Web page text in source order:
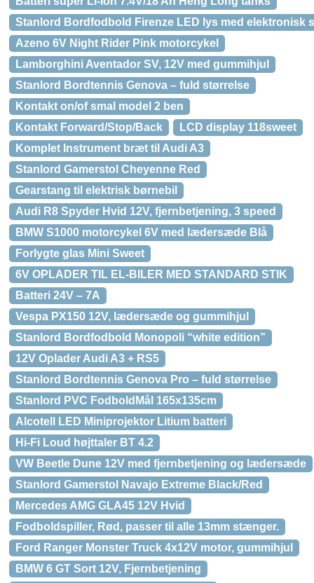
Stanlord Bordfodbold Firenze LED lys med elektronisk
Azeno 6V Night Rider Pink motorcykel
Lamborghini Aventador SV, 12V med gummihjul
Stanlord Bordtennis Genova – fuld størrelse
Kontakt on/of smal model 2 ben
Kontakt Forward/Stop/Back
LCD display 118sweet
Komplet Instrument bræt til Audi A3
Stanlord Gamerstol Cheyenne Red
Gearstang til elektrisk børnebil
Audi R8 Spyder Hvid 12V, fjernbetjening, 3 speed
BMW S1000 motorcykel 6V med lædersæde Blå
Forlygte glas Mini Sweet
6V OPLADER TIL EL-BILER MED STANDARD STIK
Batteri 24V – 7A
Vespa PX150 12V, lædersæde og gummihjul
Stanlord Bordfodbold Monopoli “white edition”
12V Oplader Audi A3 + RS5
Stanlord Bordtennis Genova Pro – fuld størrelse
Stanlord PVC FodboldMål 165x135cm
Alcotell LED Miniprojektor Litium batteri
Hi-Fi Loud højttaler BT 4.2
VW Beetle Dune 12V med fjernbetjening og lædersæde
Stanlord Gamerstol Navajo Extreme Black/Red
Mercedes AMG GLA45 12V Hvid
Fodboldspiller, Rød, passer til alle 13mm stænger.
Ford Ranger Monster Truck 4x12V motor, gummihjul
BMW 6 GT Sort 12V, Fjernbetjening